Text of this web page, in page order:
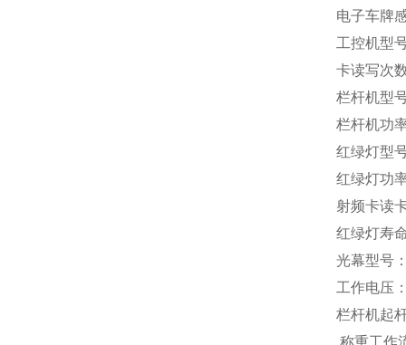
电子车牌
工控
卡读写次
栏杆
栏杆机功
红绿
红绿灯功
射频卡
红绿灯寿
光幕型
工作电
栏杆机起
称重工作